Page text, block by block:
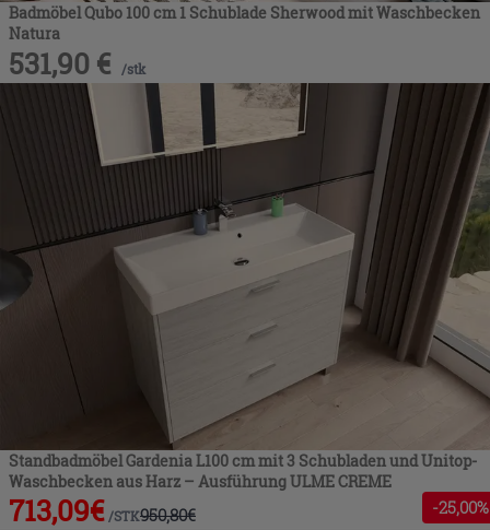
Badmöbel Qubo 100 cm 1 Schublade Sherwood mit Waschbecken
Natura
531,90 € /stk
Standbadmöbel Gardenia L100 cm mit 3 Schubladen und Unitop-
Waschbecken aus Harz – Ausführung ULME CREME
713,09€ /STK950,80€ -25,00%